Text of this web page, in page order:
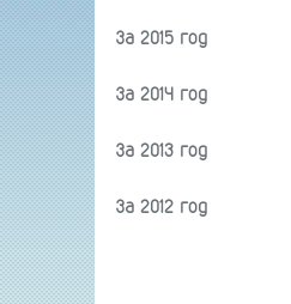
За 2015 год
За 2014 год
За 2013 год
За 2012 год